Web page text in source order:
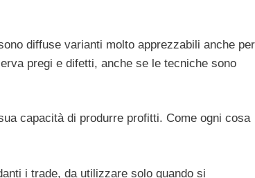
diffuse varianti molto apprezzabili anche per
pregi e difetti, anche se le tecniche sono
capacità di produrre profitti. Come ogni cosa
i trade, da utilizzare solo quando si